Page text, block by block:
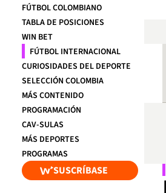
FÚTBOL COLOMBIANO
TABLA DE POSICIONES
WIN BET
FÚTBOL INTERNACIONAL
CURIOSIDADES DEL DEPORTE
SELECCIÓN COLOMBIA
MÁS CONTENIDO
PROGRAMACIÓN
CAV-SULAS
MÁS DEPORTES
PROGRAMAS
SUSCRÍBASE